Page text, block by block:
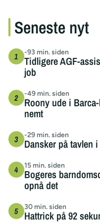
Seneste nyt
-93 min. siden
Tidligere AGF-
job
-49 min. siden
Roony ude i
nemt
-29 min. siden
Dansker på tavlen
15 min. siden
Bogeres
opnå det
30 min. siden
Hattrick på 92